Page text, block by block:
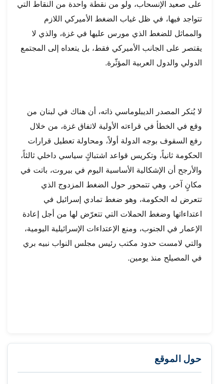
على صعيد الإنسحاب، ولو من نقطة واحدة من النقاط التي
تتواجد فيها، في ظل غياب الضغط الأميركي اللازم
والمماثل للضغط الذي مورس عليها في غزة، والذي لا
يقتصر على الجانب الأميركي فقط، بل يتعداه إلى المجتمع
الدولي والدول العربية المؤثّرة.
لا يُنكر المصدر الديبلوماسي ذاته، أن هناك في لبنان من
وقع في الخطأ في قراءته الأولية لاتفاق غزة، من خلال
رفع السقوف بوجه الدولة أولاً، ومحاولة تعطيل قرارات
الحكومة ثانياً، وتكريس قواعد اشتباكٍ سياسي داخلي ثالثاً،
والأرجح أن الإشكالية الأساسية اليوم في بيروت، باتت في
مكانٍ آخر، وهي تتمحور حول الضغط المزدوج الذي
تتعرض له الحكومة، وهو ضغط تمادي إسرائيل في
اعتداءاتها وضغط الحملات التي تتعرّض لها من أجل إعادة
الإعمار في الجنوب، ومنع الإعتداءات الإسرائيلية اليومية،
والتي لامست حدود مكتب رئيس مجلس النواب نبيه بري
في المصيلح منذ يومين.
حول الموقع